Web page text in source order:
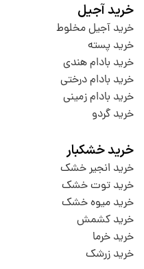
خرید آجیل
خرید آجیل مخلوط
خرید پسته
خرید بادام هندی
خرید بادام درختی
خرید بادام زمینی
خرید گردو
خرید خشکبار
خرید انجیر خشک
خرید توت خشک
خرید میوه خشک
خرید کشمش
خرید خرما
خرید زرشک